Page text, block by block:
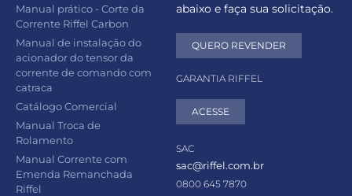
Manual prático - Corte da
Corrente Riffel Carbon
Manual de instalação do
acionador do tensor da
corrente de comando com
catraca
Catálogo Comercial
Manual Troca de
Rolamento
Manual Corrente com
Emenda Remanchada
Riffel
abaixo e faça sua solicitação.
QUERO REVENDER
GARANTIA RIFFEL
ACESSE
SAC
sac@riffel.com.br
0800 645 7870